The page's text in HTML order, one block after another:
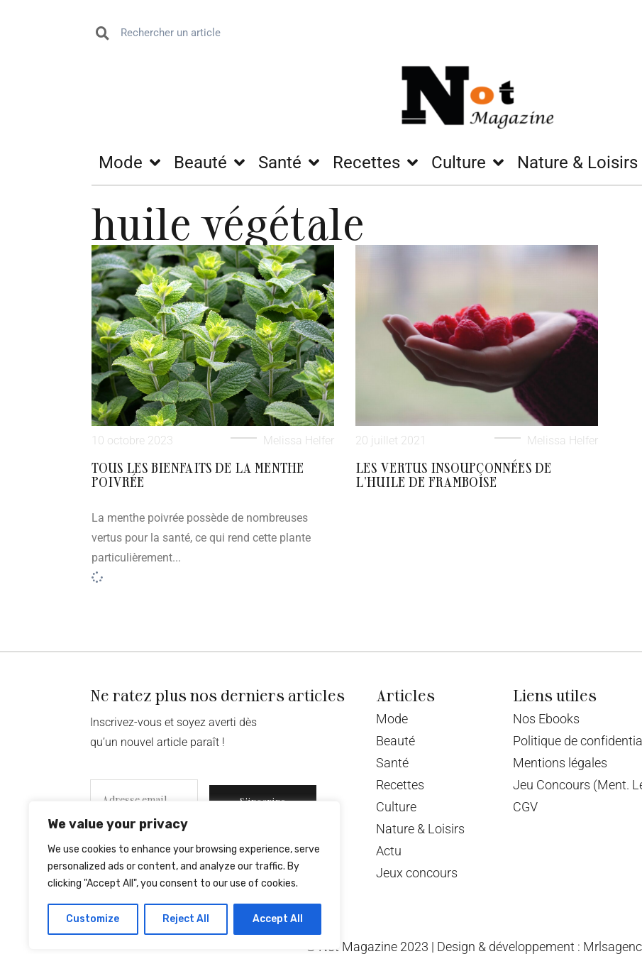
We value your privacy
We use cookies to enhance your browsing experience, serve
personalized ads or content, and analyze our traffic. By
clicking "Accept All", you consent to our use of cookies.
Customize Reject All Accept All
Mode Beauté Santé Recettes Culture Nature & Loisirs
huile végétale
10 octobre 2023 Melissa Helfer
TOUS LES BIENFAITS DE LA MENTHE
POIVRÉE
La menthe poivrée possède de nombreuses
vertus pour la santé, ce qui rend cette plante
particulièrement...
20 juillet 2021 Melissa Helfer
LES VERTUS INSOUPÇONNÉES DE
L’HUILE DE FRAMBOISE
Ne ratez plus nos derniers articles
Inscrivez-vous et soyez averti dès
qu’un nouvel article paraît !
S’inscrire
Articles
Mode
Beauté
Santé
Recettes
Culture
Nature & Loisirs
Actu
Jeux concours
Liens utiles
Nos Ebooks
Politique de
Mentions légales
Jeu Concours (Ment.
CGV
© Not Magazine 2023 | Design & développement :